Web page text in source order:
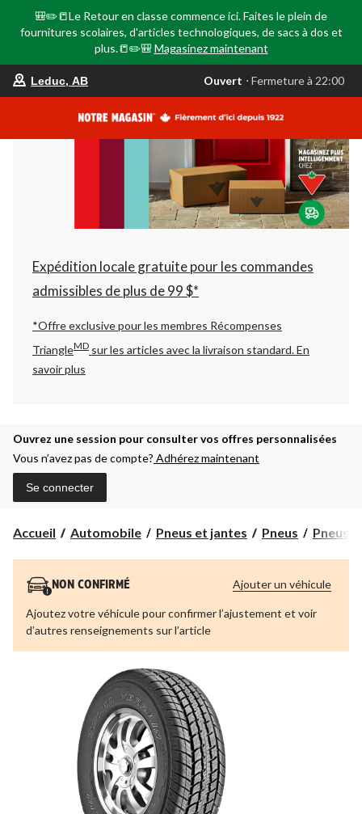
🎒✏️📒Le Retour en classe commence ici. Faites le plein de
fournitures scolaires, d'articles technologiques, de sacs à dos et
plus.📒✏️🎒 Magasinez maintenant
votre
est
AB,
Ouvert,
Fermeture
à
22:00
changer
Leduc, AB Ouvert ⋅ Fermeture à 22:00
Expédition locale gratuite pour les commandes
admissibles de plus de 99 $*
*Offre exclusive pour les membres Récompenses
TriangleMD sur les articles avec la livraison standard.En
savoir plus
Ouvrez une session pour consulter vos offres personnalisées
Vous n’avez pas de compte? Adhérez maintenant
Se connecter
Accueil Automobile Pneus et jantes Pneus Pneus
NON CONFIRMÉ
Ajoutez votre véhicule pour confirmer l’ajustement et voir
d’autres renseignements sur l’article
Ajouter un véhicule